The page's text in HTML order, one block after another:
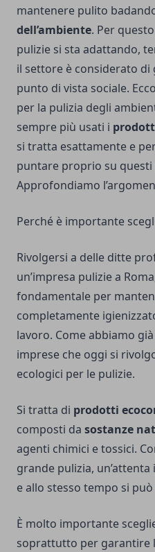
mantenere pulito
dell’ambiente. Per
pulizie si sta adattando,
il settore è considerato
punto di vista sociale.
per la pulizia degli
sempre più usati i
si tratta esattamente e
puntare proprio su
Approfondiamo
Perché è importante
Rivolgersi a delle ditte
un’impresa pulizie a Roma
fondamentale per
completamente
lavoro. Come abbiamo
imprese che oggi si
ecologici per le pulizie.
Si tratta di prodotti
composti da sostanze
agenti chimici e tossici.
grande pulizia,
e allo stesso tempo si
È molto importante
soprattutto per garantire